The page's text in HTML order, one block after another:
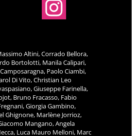
Altini, Corrado Bellora,
Bortolotti, Manila Calipari,
Paolo Ciambi,
Di Vito, Christian Leo
Giuseppe Farinella,
Bruno Fracasso, Fabio
Giorgia Gambino,
Ghignone, Marlène Jorrioz,
Mangano, Angela
Luca Mauro Melloni, Marc